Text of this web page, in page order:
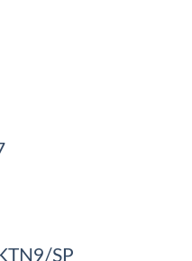
SP